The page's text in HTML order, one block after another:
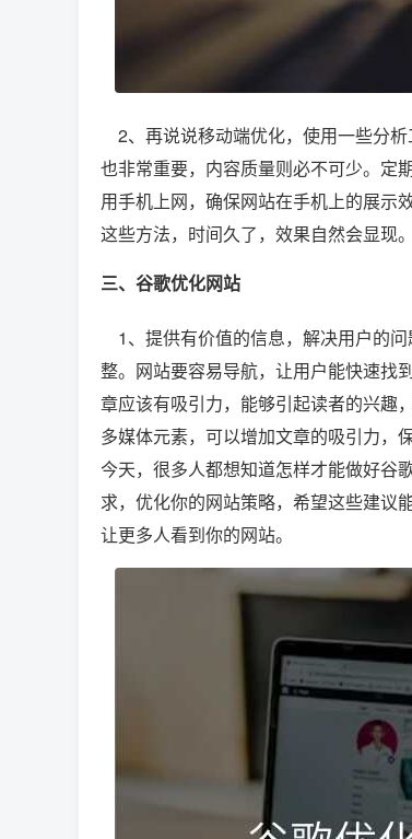
2、再说说移动端优化，使用一些分
也非常重要，内容质量则必不可少。定
用手机上网，确保网站在手机上的展示
这些方法，时间久了，效果自然会显现。
三、 谷歌优化网站
1、提供有价值的信息，解决用户的
整。网站要容易导航，让用户能快速找
章应该有吸引力，能够引起读者的兴趣
多媒体元素，可以增加文章的吸引力，
今天，很多人都想知道怎样才能做好谷
求，优化你的网站策略，希望这些建议
让更多人看到你的网站。